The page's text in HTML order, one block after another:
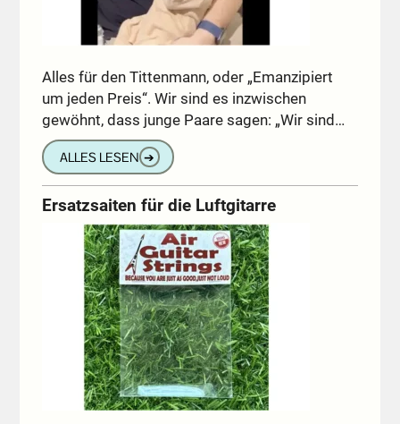
Alles für den Tittenmann, oder „Emanzipiert
um jeden Preis“. Wir sind es inzwischen
gewöhnt, dass junge Paare sagen: „Wir sind…
ALLES LESEN ➔
Ersatzsaiten für die Luftgitarre